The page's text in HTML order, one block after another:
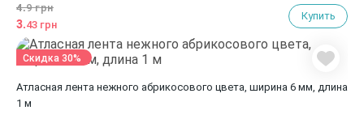
4.9 грн
3.43 грн
Купить
Атласная лента нежного абрикосового цвета, ширина 6 мм, длина
1 м
Скидка 30%